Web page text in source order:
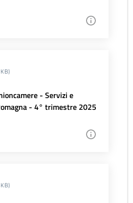
- Servizi e
- 4° trimestre 2025